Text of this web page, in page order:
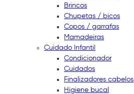
Brincos
Chupetas / bicos
Copos / garrafas
Mamadeiras
Cuidado Infantil
Condicionador
Cuidados
Finalizadores cabelos
Higiene bucal